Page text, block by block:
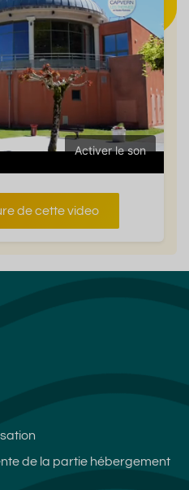
Activer le son
de cette video
de la partie hébergement